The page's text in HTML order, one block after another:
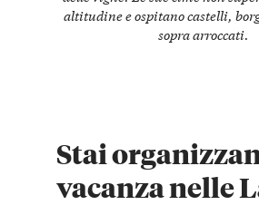
altitudine e ospitano castelli,
sopra arroccati.
Stai
vacanza nelle